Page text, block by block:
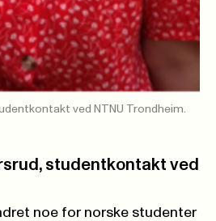
ved NTNU Trondheim.
studentkontakt ved
noe for norske studenter